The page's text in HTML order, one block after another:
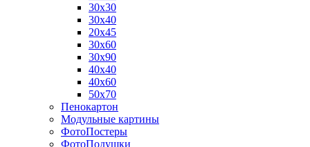
30х30
30х40
20х45
30х60
30х90
40х40
40х60
50х70
Пенокартон
Модульные картины
ФотоПостеры
ФотоПодушки